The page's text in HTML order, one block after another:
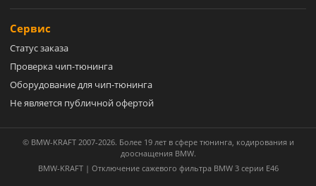
Сервис
Статус заказа
Проверка чип-тюнинга
Оборудование для чип-тюнинга
Не является публичной офертой
© BMW-KRAFT 2007-2026. Более 19 лет в сфере тюнинга, кодирования и
дооснащения BMW.
BMW-KRAFT | Отключение сажевого фильтра BMW 3 серии E46